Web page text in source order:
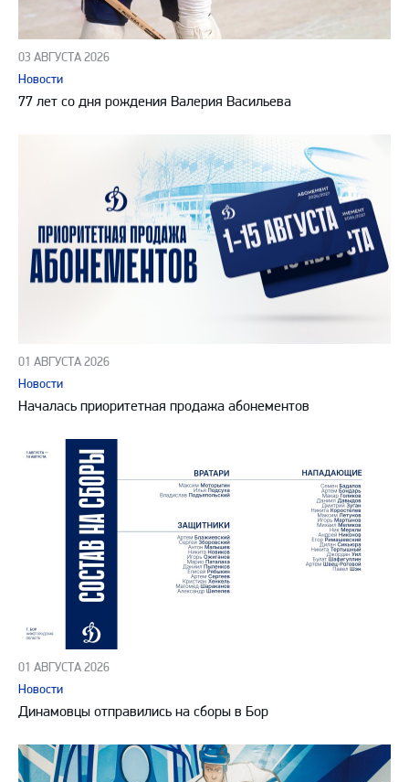
03 АВГУСТА 2026
Новости
77 лет со дня рождения Валерия Васильева
01 АВГУСТА 2026
Новости
Началась приоритетная продажа абонементов
01 АВГУСТА 2026
Новости
Динамовцы отправились на сборы в Бор